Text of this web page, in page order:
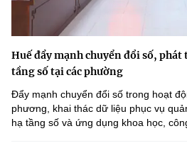
Huế đẩy mạnh chuyển đổi số, phát
tầng số tại các phường
Đẩy mạnh chuyển đổi số trong hoạt
phương, khai thác dữ liệu phục vụ
hạ tầng số và ứng dụng khoa học,